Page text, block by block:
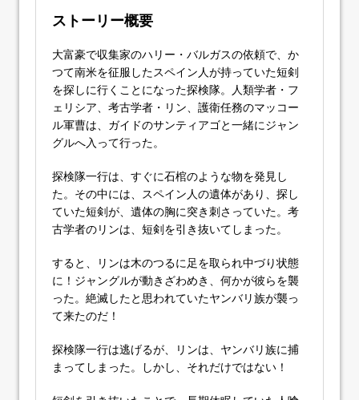
ストーリー概要
大富豪で収集家のハリー・バルガスの依頼で、か
つて南米を征服したスペイン人が持っていた短剣
を探しに行くことになった探検隊。人類学者・フ
ェリシア、考古学者・リン、護衛任務のマッコー
ル軍曹は、ガイドのサンティアゴと一緒にジャン
グルへ入って行った。
探検隊一行は、すぐに石棺のような物を発見し
た。その中には、スペイン人の遺体があり、探し
ていた短剣が、遺体の胸に突き刺さっていた。考
古学者のリンは、短剣を引き抜いてしまった。
すると、リンは木のつるに足を取られ中づり状態
に！ジャングルが動きざわめき、何かが彼らを襲
った。絶滅したと思われていたヤンバリ族が襲っ
て来たのだ！
探検隊一行は逃げるが、リンは、ヤンバリ族に捕
まってしまった。しかし、それだけではない！